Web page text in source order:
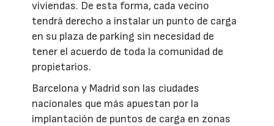
viviendas. De esta forma, cada vecino
tendrá derecho a instalar un punto de carga
en su plaza de parking sin necesidad de
tener el acuerdo de toda la comunidad de
propietarios.
Barcelona y Madrid son las ciudades
nacionales que más apuestan por la
implantación de puntos de carga en zonas